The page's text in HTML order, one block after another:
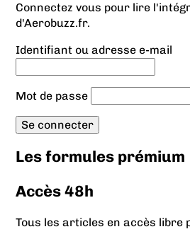
Connectez vous pour lire
d'Aerobuzz.fr.
Identifiant ou adresse e-mail
Mot de passe
Les formules prémium
Accès 48h
Tous les articles en accès libre